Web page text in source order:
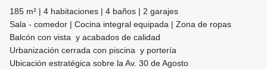
185 m² | 4 habitaciones | 4 baños | 2 garajes
Sala - comedor | Cocina integral equipada | Zona de ropas
Balcón con vista y acabados de calidad
Urbanización cerrada con piscina y portería
Ubicación estratégica sobre la Av. 30 de Agosto